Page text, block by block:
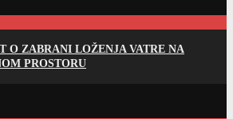
O ZABRANI LOŽENJA VATRE NA
PROSTORU